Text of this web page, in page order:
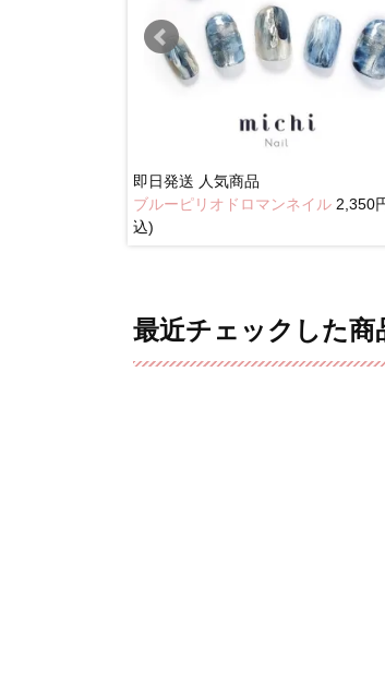
即日発送 人気商品
ブルーピリオドロマンネイル 2,350
込)
最近チェックした商